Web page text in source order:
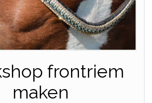
frontriem
maken